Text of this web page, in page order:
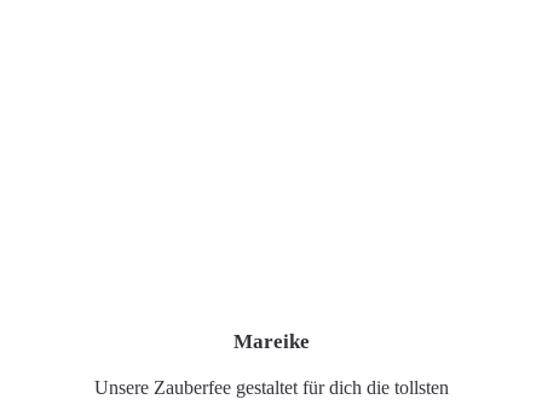
Mareike
Unsere Zauberfee gestaltet für dich die tollsten